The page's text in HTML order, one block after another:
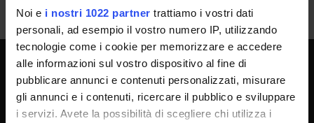
Noi e i nostri 1022 partner trattiamo i vostri dati
personali, ad esempio il vostro numero IP, utilizzando
tecnologie come i cookie per memorizzare e accedere
alle informazioni sul vostro dispositivo al fine di
pubblicare annunci e contenuti personalizzati, misurare
gli annunci e i contenuti, ricercare il pubblico e sviluppare
i servizi. Avete la possibilità di scegliere chi utilizza i
SPORTELLO ATENEO